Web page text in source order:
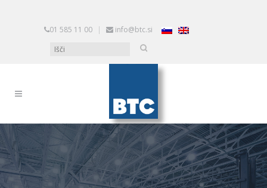
01 585 11 00 | info@btc.si